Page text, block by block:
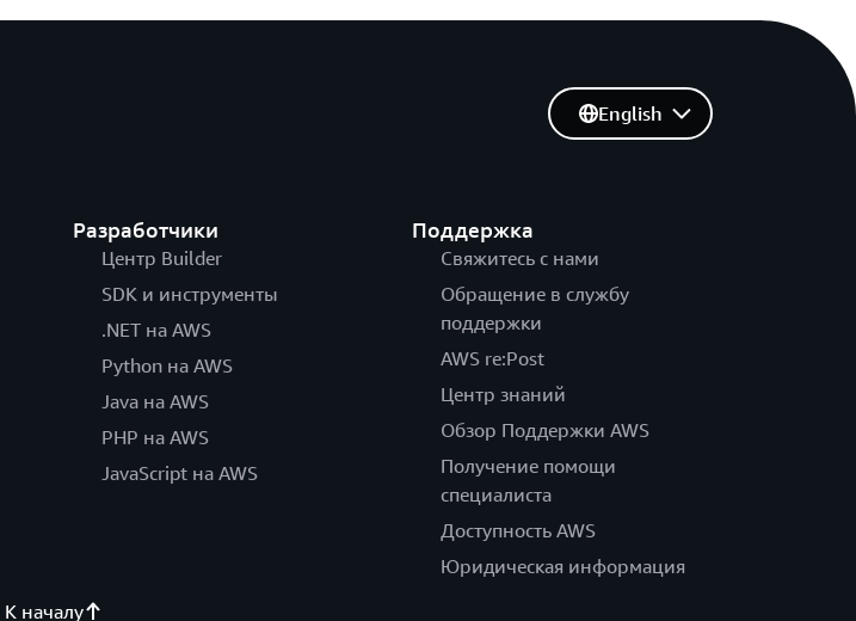
Разработчики
Центр Builder
SDK и инструменты
.NET на AWS
Python на AWS
Java на AWS
PHP на AWS
JavaScript на AWS
Поддержка
Свяжитесь с нами
Обращение в службу
поддержки
AWS re:Post
Центр знаний
Обзор Поддержки AWS
Получение помощи
специалиста
Доступность AWS
Юридическая информация
English
К началу